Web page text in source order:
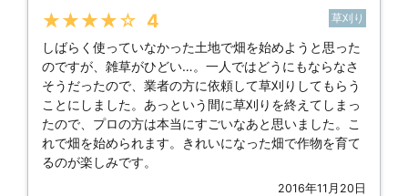
★★★★★ 4 草刈り
しばらく使っていなかった土地で畑を始めようと思った
のですが、雑草がひどい…。一人ではどうにもならなさ
そうだったので、業者の方に依頼して草刈りしてもらう
ことにしました。あっという間に草刈りを終えてしまっ
たので、プロの方は本当にすごいなあと思いました。こ
れで畑を始められます。きれいになった畑で作物を育て
るのが楽しみです。
2016年11月20日